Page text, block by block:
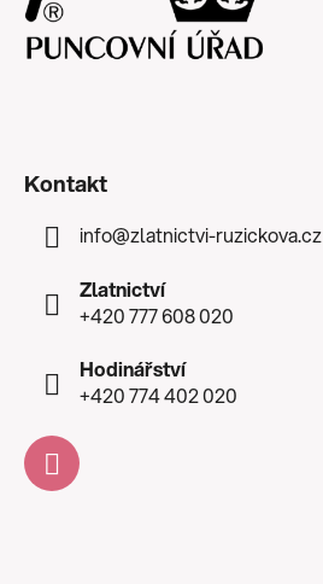
Kontakt
info@zlatnictvi-ruzickova.cz
Zlatnictví
+420 777 608 020
Hodinářství
+420 774 402 020